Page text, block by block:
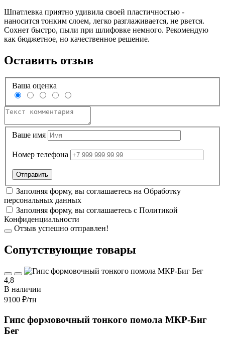
Шпатлевка приятно удивила своей пластичностью -
наносится тонким слоем, легко разглаживается, не рвется.
Сохнет быстро, пыли при шлифовке немного. Рекомендую
как бюджетное, но качественное решение.
Оставить отзыв
Ваша оценка
Ваше имя
Номер телефона
Заполняя форму, вы соглашаетесь на Обработку
персональных данных
Заполняя форму, вы соглашаетесь с Политикой
Конфиденциальности
Отзыв успешно отправлен!
Cопутствующие товары
4,8
В наличии
9100 ₽/тн
Гипс формовочный тонкого помола МКР-Биг
Бег